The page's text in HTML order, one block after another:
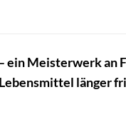
ein Meisterwerk an
länger